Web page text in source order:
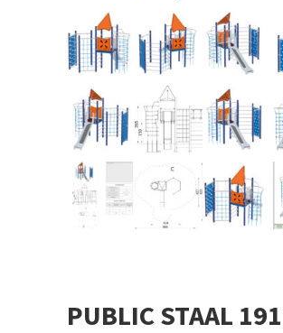
PUBLIC STAAL